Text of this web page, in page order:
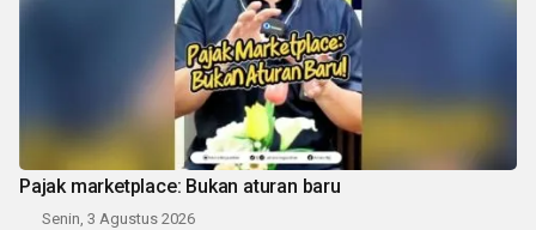
Pajak marketplace: Bukan aturan baru
Senin, 3 Agustus 2026